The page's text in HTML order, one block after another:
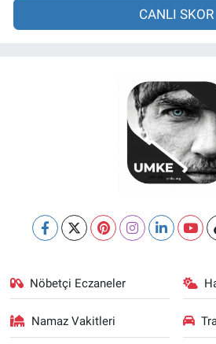
CANLI SKOR
Nöbetçi Eczaneler
Namaz Vakitleri